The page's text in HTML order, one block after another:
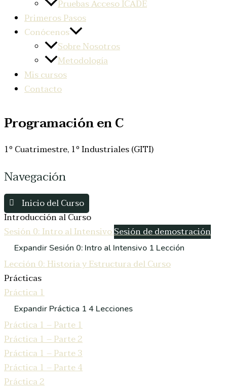
Pruebas Acceso ICADE
Primeros Pasos
Conócenos
Sobre Nosotros
Metodología
Mis cursos
Contacto
Programación en C
1º Cuatrimestre, 1º Industriales (GITI)
Navegación
Inicio del Curso
Introducción al Curso
Sesión 0: Intro al IntensivoSesión de demostración
Expandir Sesión 0: Intro al Intensivo 1 Lección
Lección 0: Historia y Estructura del Curso
Prácticas
Práctica 1
Expandir Práctica 1 4 Lecciones
Práctica 1 – Parte 1
Práctica 1 – Parte 2
Práctica 1 – Parte 3
Práctica 1 – Parte 4
Práctica 2